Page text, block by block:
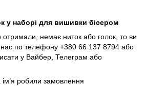
у наборі для вишивки бісером
немає ниток або голок, то ви
по телефону +380 66 137 8794 або
у Вайбер, Телеграм або
робили замовлення